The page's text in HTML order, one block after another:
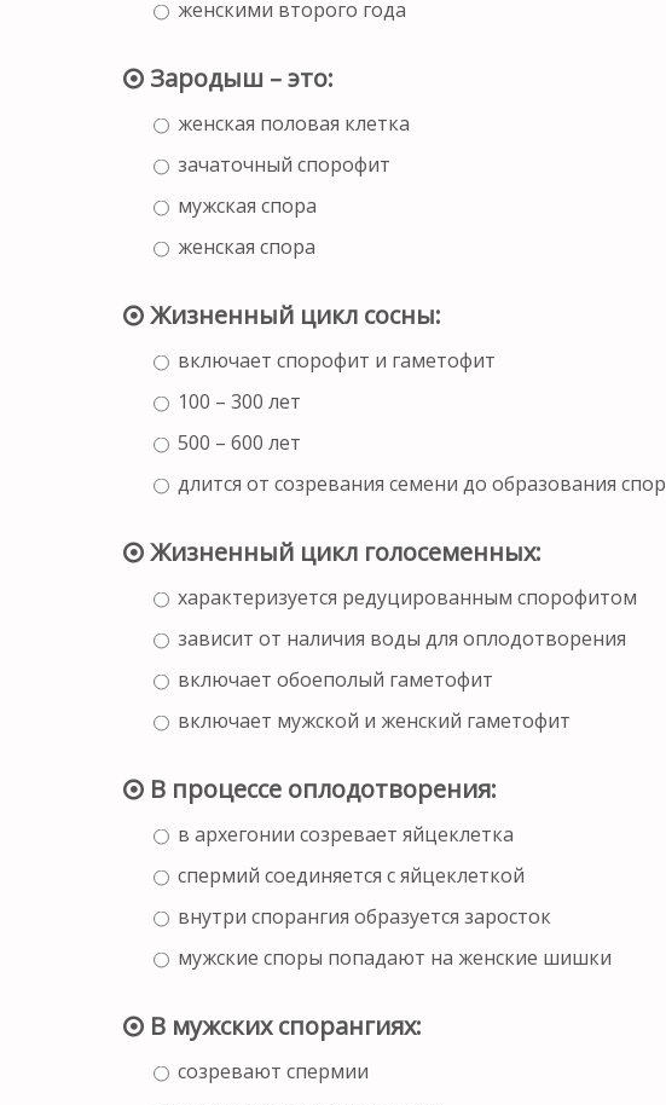
женскими второго года
Зародыш – это:
женская половая клетка
зачаточный спорофит
мужская спора
женская спора
Жизненный цикл сосны:
включает спорофит и гаметофит
100 – 300 лет
500 – 600 лет
длится от созревания семени до образования спор
Жизненный цикл голосеменных:
характеризуется редуцированным спорофитом
зависит от наличия воды для оплодотворения
включает обоеполый гаметофит
включает мужской и женский гаметофит
В процессе оплодотворения:
в архегонии созревает яйцеклетка
спермий соединяется с яйцеклеткой
внутри спорангия образуется заросток
мужские споры попадают на женские шишки
В мужских спорангиях:
созревают спермии